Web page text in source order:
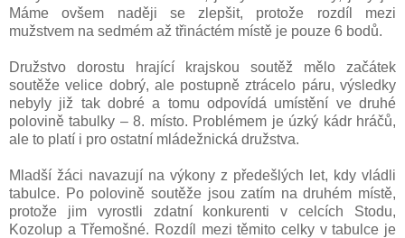
Máme ovšem naději se zlepšit, protože rozdíl mezi
mužstvem na sedmém až třináctém místě je pouze 6 bodů.
Družstvo dorostu hrající krajskou soutěž mělo začátek
soutěže velice dobrý, ale postupně ztrácelo páru, výsledky
nebyly již tak dobré a tomu odpovídá umístění ve druhé
polovině tabulky – 8. místo. Problémem je úzký kádr hráčů,
ale to platí i pro ostatní mládežnická družstva.
Mladší žáci navazují na výkony z předešlých let, kdy vládli
tabulce. Po polovině soutěže jsou zatím na druhém místě,
protože jim vyrostli zdatní konkurenti v celcích Stodu,
Kozolup a Třemošné. Rozdíl mezi těmito celky v tabulce je